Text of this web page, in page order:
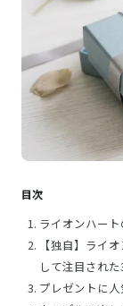
目次
ライオンハー
【独自】ライ
して注目された
プレゼントに